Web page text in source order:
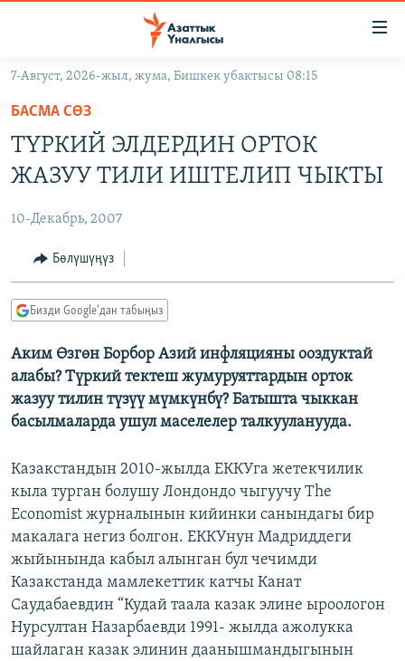
Навигацияга
өтүңүз
Издөөгө
салыңыз
КЫРГЫЗСТАН
ЭКОНОМИКА
МАДАНИЯТ
БОРБОР АЗИЯ
АТАЙЫН ИЛИКТӨӨ
ТВ ПРОГРАММАЛАР
ЭКСПЕРТТЕР ТАЛДАЙТ
БИЗ ЖАНА ДҮЙНӨ
ДАНИСТЕ
ЭЖЕ-СИҢДИЛЕР
ЫҢГАЙСЫЗ СУРООЛОР
ӨЗГӨЧӨ ПИКИР
Русский
ОНЛАЙН ШЕРИНЕ
ЭЕ/АРнун бардык сайттары
7-Август, 2026-жыл, жума, Бишкек убактысы 08:15
БАСМА СӨЗ
ТҮРКИЙ ЭЛДЕРДИН ОРТОК
ЖАЗУУ ТИЛИ ИШТЕЛИП ЧЫКТЫ
10-Декабрь, 2007
Бөлүшүңүз
Бизди Google'дан табыңыз
Аким Өзгөн Борбор Азий инфляцияны ооздуктай
алабы? Түркий тектеш жумуруяттардын орток
жазуу тилин түзүү мүмкүнбү? Батышта чыккан
басылмаларда ушул маселелер талкууланууда.
Казакстандын 2010-жылда ЕККУга жетекчилик
кыла турган болушу Лондондо чыгуучу The
Еconomist журналынын кийинки санындагы бир
макалага негиз болгон. ЕККУнун Мадриддеги
жыйынында кабыл алынган бул чечимди
Казакстанда мамлекеттик катчы Канат
Саудабаевдин “Кудай таала казак элине ыроологон
Нурсултан Назарбаевди 1991- жылда ажолукка
шайлаган казак элинин даанышмандыгынын